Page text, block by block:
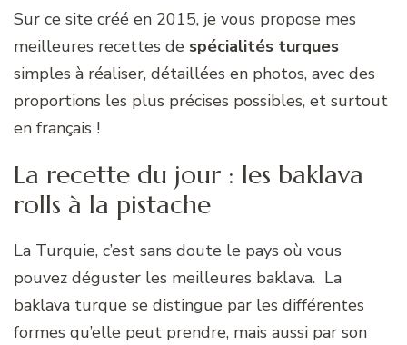
Sur ce site créé en 2015, je vous propose mes
meilleures recettes de spécialités turques
simples à réaliser, détaillées en photos, avec des
proportions les plus précises possibles, et surtout
en français !
La recette du jour : les baklava
rolls à la pistache
La Turquie, c’est sans doute le pays où vous
pouvez déguster les meilleures baklava. La
baklava turque se distingue par les différentes
formes qu’elle peut prendre, mais aussi par son